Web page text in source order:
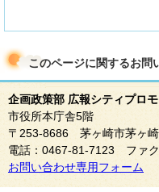
このページに関するお問
企画政策部 広報シティプロ
市役所本庁舎5階
〒253-8686 茅ヶ崎市茅ヶ
電話：0467-81-7123 ファ
お問い合わせ専用フォーム